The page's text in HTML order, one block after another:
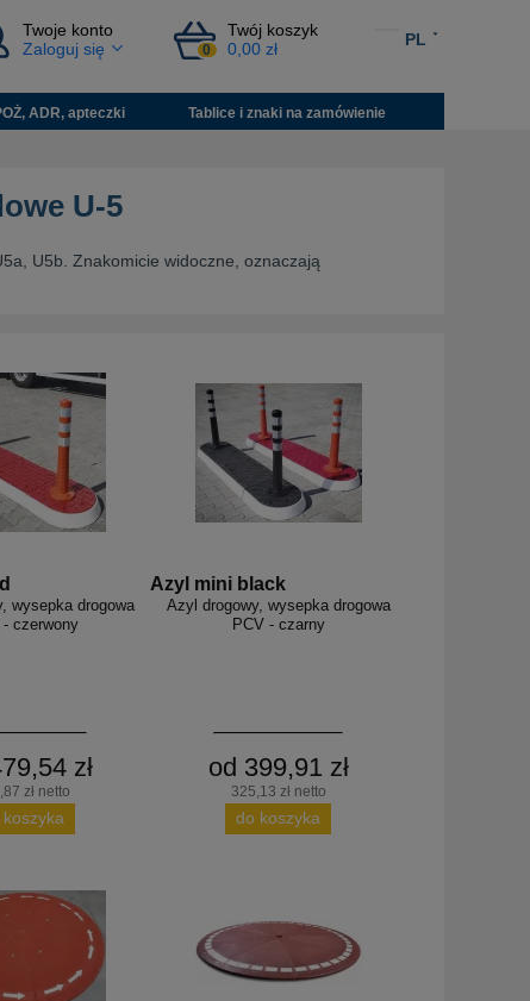
Twoje konto
Zaloguj się
Twój koszyk
0 0,00 zł
PL
ADR, apteczki Tablice i znaki na zamówienie
U-5
U5b. Znakomicie widoczne, oznaczają
wysepka drogowa
- czerwony
zł
zł netto
koszyka
Azyl mini black
Azyl drogowy, wysepka drogowa
PCV - czarny
od 399,91 zł
325,13 zł netto
do koszyka